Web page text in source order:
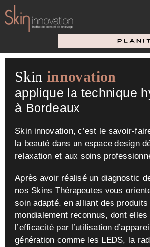
Passer
au
contenu
Skin innovation
applique la technique
à Bordeaux
Skin innovation, c’est le savoir-
la beauté dans un espace design
relaxation et aux soins
Après avoir réalisé un diagnostic
nos Skins Thérapeutes vous
soin adapté, en alliant des produits
mondialement reconnus, dont
l’efficacité par l’utilisation
génération comme les LEDS, la